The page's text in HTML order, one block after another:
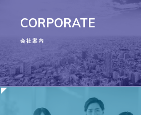
CORPORATE
会社案内